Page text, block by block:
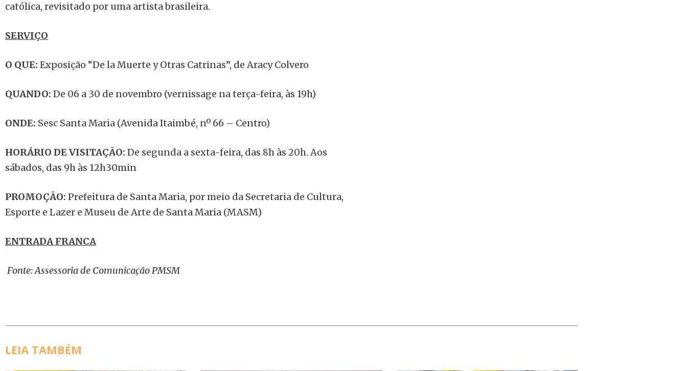
católica, revisitado por uma artista brasileira.
SERVIÇO
O QUE: Exposição “De la Muerte y Otras Catrinas”, de Aracy Colvero
QUANDO: De 06 a 30 de novembro (vernissage na terça-feira, às 19h)
ONDE: Sesc Santa Maria (Avenida Itaimbé, nº 66 – Centro)
HORÁRIO DE VISITAÇÃO: De segunda a sexta-feira, das 8h às 20h. Aos
sábados, das 9h às 12h30min
PROMOÇÃO: Prefeitura de Santa Maria, por meio da Secretaria de Cultura,
Esporte e Lazer e Museu de Arte de Santa Maria (MASM)
ENTRADA FRANCA
Fonte: Assessoria de Comunicação PMSM
LEIA TAMBÉM